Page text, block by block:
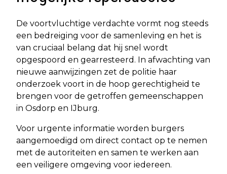
De voortvluchtige verdachte vormt nog steeds
een bedreiging voor de samenleving en het is
van cruciaal belang dat hij snel wordt
opgespoord en gearresteerd. In afwachting van
nieuwe aanwijzingen zet de politie haar
onderzoek voort in de hoop gerechtigheid te
brengen voor de getroffen gemeenschappen
in Osdorp en IJburg.
Voor urgente informatie worden burgers
aangemoedigd om direct contact op te nemen
met de autoriteiten en samen te werken aan
een veiligere omgeving voor iedereen.